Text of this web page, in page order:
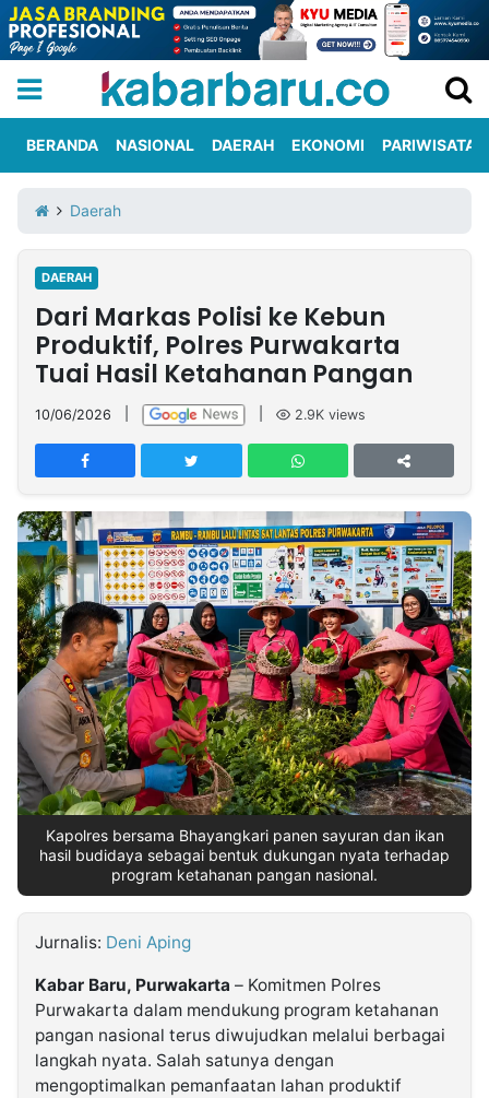
Iklan
Berita
Kami
Nasional
International
Olahraga
Entertainment
Daerah
Pariwisata
Kuliner
Kolom
Network
PT
TREETAN
INDONESIA
Partner
Insight
NTB
Suara
Time
Lens
IDN
Daily
Jogja
Jalan
Rakyat
Idealita
News
Kita
Notice
Dinamikapost.com
Radar
Baru
Seedbacklink
Follow
Kabarbaru
Kabarbaru.co
BERANDA NASIONAL DAERAH EKONOMI PARIWISATA
Daerah
DAERAH
Dari Markas Polisi ke Kebun
Produktif, Polres Purwakarta
Tuai Hasil Ketahanan Pangan
10/06/2026 2.9K views
Kapolres bersama Bhayangkari panen sayuran dan ikan
hasil budidaya sebagai bentuk dukungan nyata terhadap
program ketahanan pangan nasional.
Jurnalis: Deni Aping
Kabar Baru, Purwakarta – Komitmen Polres
Purwakarta dalam mendukung program ketahanan
pangan nasional terus diwujudkan melalui berbagai
langkah nyata. Salah satunya dengan
mengoptimalkan pemanfaatan lahan produktif